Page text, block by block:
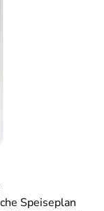
Speiseplan